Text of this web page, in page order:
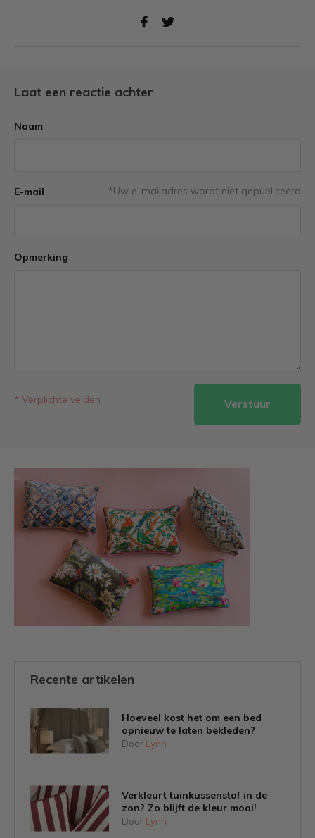
Laat een reactie achter
Naam
E-mail *Uw e-mailadres wordt niet gepubliceerd
Opmerking
* Verplichte velden Verstuur
Recente artikelen
Hoeveel kost het om een bed
opnieuw te laten bekleden?
Door Lynn
Verkleurt tuinkussenstof in de
zon? Zo blijft de kleur mooi!
Door Lynn